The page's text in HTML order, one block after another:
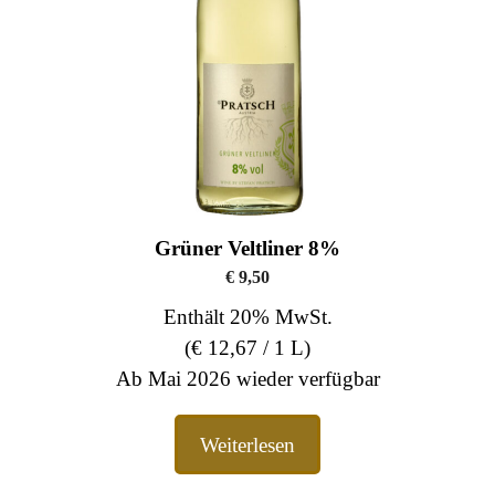
Grüner Veltliner 8%
€9,50
Enthält 20% MwSt.
(€ 12,67 / 1 L)
Ab Mai 2026 wieder verfügbar
Weiterlesen